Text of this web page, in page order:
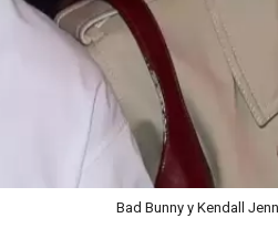
Bad Bunny y Kendall